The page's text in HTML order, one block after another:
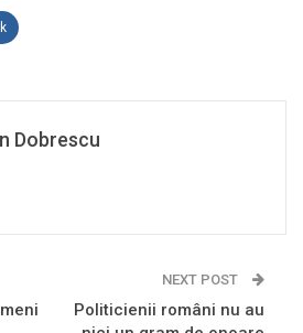
Dobrescu
NEXT POST
Politicienii români nu au